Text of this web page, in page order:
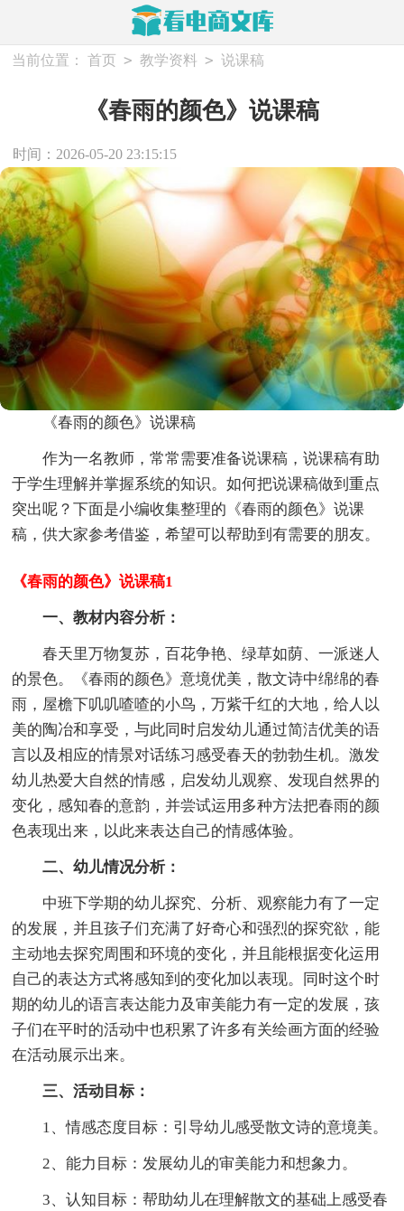
当前位置： 首页 > 教学资料 > 说课稿
《春雨的颜色》说课稿
时间：2026-05-20 23:15:15
《春雨的颜色》说课稿
作为一名教师，常常需要准备说课稿，说课稿有助
于学生理解并掌握系统的知识。如何把说课稿做到重点
突出呢？下面是小编收集整理的《春雨的颜色》说课
稿，供大家参考借鉴，希望可以帮助到有需要的朋友。
《春雨的颜色》说课稿1
一、教材内容分析：
春天里万物复苏，百花争艳、绿草如荫、一派迷人
的景色。《春雨的颜色》意境优美，散文诗中绵绵的春
雨，屋檐下叽叽喳喳的小鸟，万紫千红的大地，给人以
美的陶冶和享受，与此同时启发幼儿通过简洁优美的语
言以及相应的情景对话练习感受春天的勃勃生机。激发
幼儿热爱大自然的情感，启发幼儿观察、发现自然界的
变化，感知春的意韵，并尝试运用多种方法把春雨的颜
色表现出来，以此来表达自己的情感体验。
二、幼儿情况分析：
中班下学期的幼儿探究、分析、观察能力有了一定
的发展，并且孩子们充满了好奇心和强烈的探究欲，能
主动地去探究周围和环境的变化，并且能根据变化运用
自己的表达方式将感知到的变化加以表现。同时这个时
期的幼儿的语言表达能力及审美能力有一定的发展，孩
子们在平时的活动中也积累了许多有关绘画方面的经验
在活动展示出来。
三、活动目标：
1、情感态度目标：引导幼儿感受散文诗的意境美。
2、能力目标：发展幼儿的审美能力和想象力。
3、认知目标：帮助幼儿在理解散文的基础上感受春